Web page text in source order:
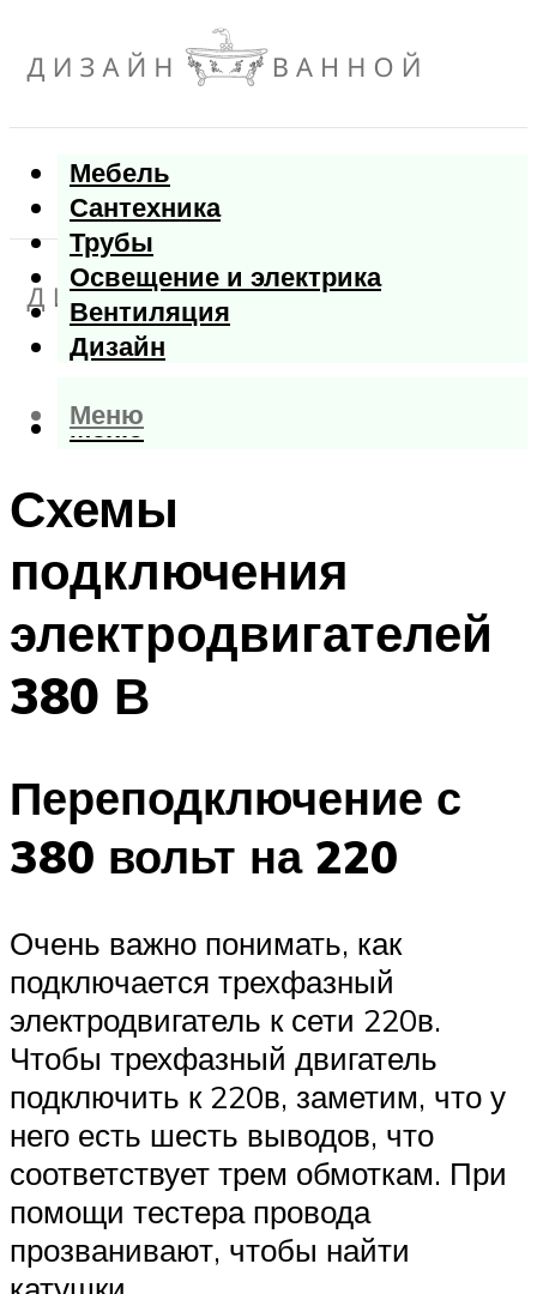
Мебель
Сантехника
Трубы
Освещение и электрика
Вентиляция
Дизайн
Меню
Меню
Схемы
подключения
электродвигателей
380 В
Переподключение с
380 вольт на 220
Очень важно понимать, как
подключается трехфазный
электродвигатель к сети 220в.
Чтобы трехфазный двигатель
подключить к 220в, заметим, что у
него есть шесть выводов, что
соответствует трем обмоткам. При
помощи тестера провода
прозванивают, чтобы найти